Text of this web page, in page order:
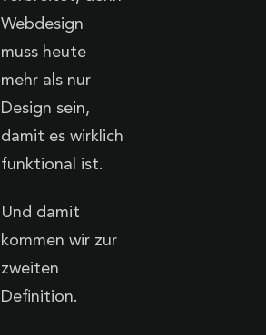
Webdesign
muss heute
mehr als nur
Design sein,
damit es wirklich
funktional ist.
Und damit
kommen wir zur
zweiten
Definition.